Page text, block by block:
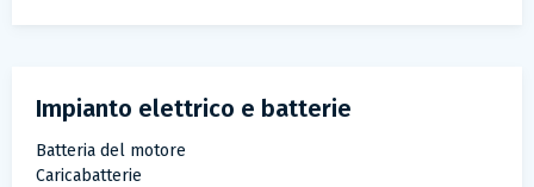
Impianto elettrico e batterie
Batteria del motore
Caricabatterie